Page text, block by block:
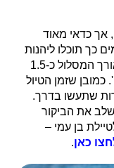
אך כדאי מאוד
כך תוכלו ליהנות
מעוצמת הזרימה החזקה של נהר הירדן. אורך המסלול כ-1.5
ההליכה בו לכל כיוון הוא כ-30 דק'. כמובן שזמן הטיול
שתעשו בדרך.
את הביקור
בן עמי –
כאן.